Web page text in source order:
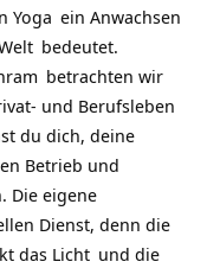
Yoga ein Anwachsen
bedeutet.
betrachten wir
und Berufsleben
du dich, deine
Betrieb und
Die eigene
Dienst, denn die
das Licht und die